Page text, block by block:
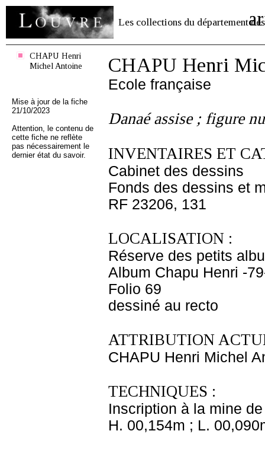
Les collections du département des
CHAPU Henri
Michel Antoine
Mise à jour de la fiche
21/10/2023
Attention, le contenu de
cette fiche ne reflète
pas nécessairement le
dernier état du savoir.
CHAPU Henri
Ecole française
Danaé assise ; figure
INVENTAIRES ET
Cabinet des dessins
Fonds des dessins et
RF 23206, 131
LOCALISATION :
Réserve des petits
Album Chapu Henri -
Folio 69
dessiné au recto
ATTRIBUTION
CHAPU Henri Michel
TECHNIQUES :
Inscription à la mine
H. 00,154m ; L.